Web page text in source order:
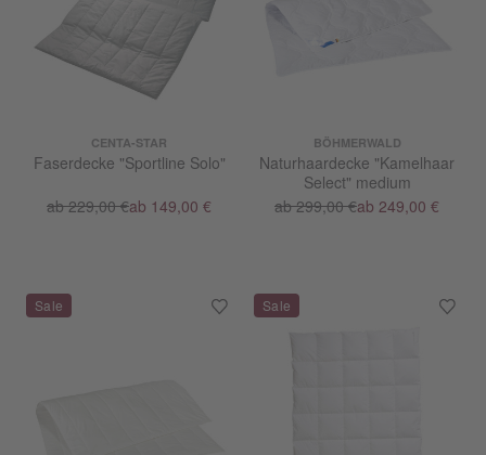
CENTA-STAR
Faserdecke "Sportline Solo"
ab 229,00 €ab 149,00 €
BÖHMERWALD
Naturhaardecke "Kamelhaar
Select" medium
ab 299,00 €ab 249,00 €